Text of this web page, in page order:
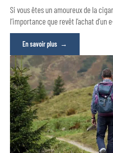
Si vous êtes un amoureux de la
l’importance que revêt l’achat d’un
En savoir plus